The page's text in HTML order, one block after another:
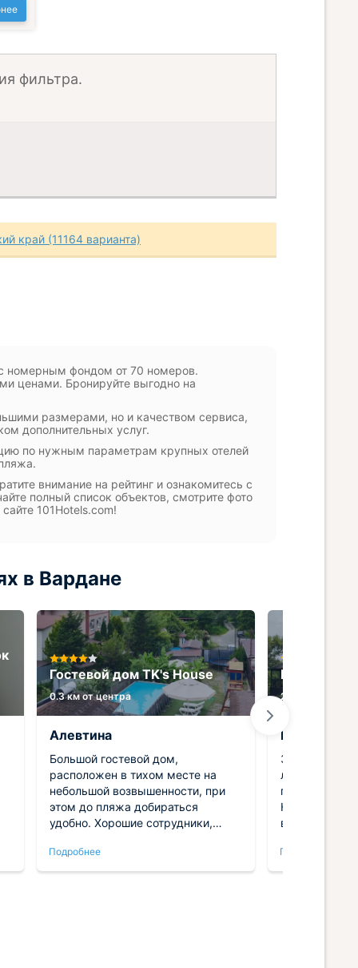
фильтра.
край (11164 варианта)
номерным фондом от 70 номеров.
ценами. Бронируйте выгодно на
размерами, но и качеством сервиса,
дополнительных услуг.
по нужным параметрам крупных отелей
внимание на рейтинг и ознакомитесь с
полный список объектов, смотрите фото
101Hotels.com!
в Вардане
Гостевой дом TK's House
0.3 км от центра
Алевтина
Большой гостевой дом,
расположен в тихом месте на
небольшой возвышенности, при
этом до пляжа добираться
удобно. Хорошие сотрудники,
комфортно, больше всего радует,
что отдых в таком чудесном
Подробнее
Гостевой
2.1 км от центра
Борис
Здание
любовью.
Неподалеку
сюда снова и
конечно,
Подробнее